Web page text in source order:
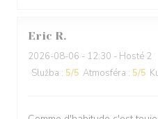
Eric R
2026-08-06 - 12:30 - Hosté 2
Služba : 5/5 Atmosféra : 5/5